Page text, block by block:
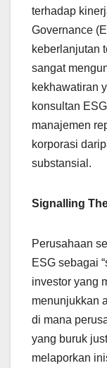
terhadap
Governance
keberlanjutan
sangat
kekhawatiran
konsultan
manajemen
korporasi
substansial.
Signalling
Perusahaan
ESG sebagai
investor yang
menunjukkan
di mana
yang buruk
melaporkan